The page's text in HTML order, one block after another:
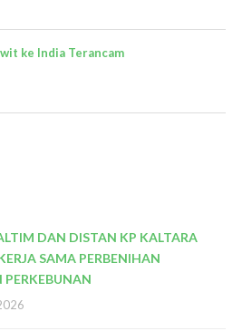
ke India Terancam
DAN DISTAN KP KALTARA
SAMA PERBENIHAN